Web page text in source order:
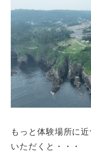
もっと体験場所に
いただくと・・・